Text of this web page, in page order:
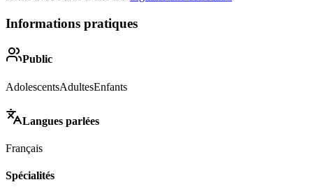
Informations pratiques
Public
AdolescentsAdultesEnfants
Langues parlées
Français
Spécialités